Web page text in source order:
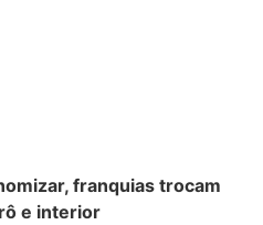
franquias trocam
e interior